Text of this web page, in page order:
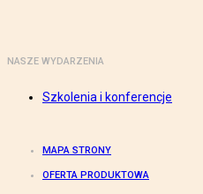
NASZE WYDARZENIA
Szkolenia i konferencje
MAPA STRONY
OFERTA PRODUKTOWA